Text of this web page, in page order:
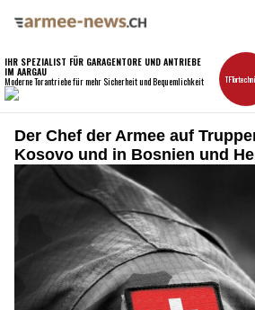
Der Chef der Armee auf
Kosovo und in Bosnien und